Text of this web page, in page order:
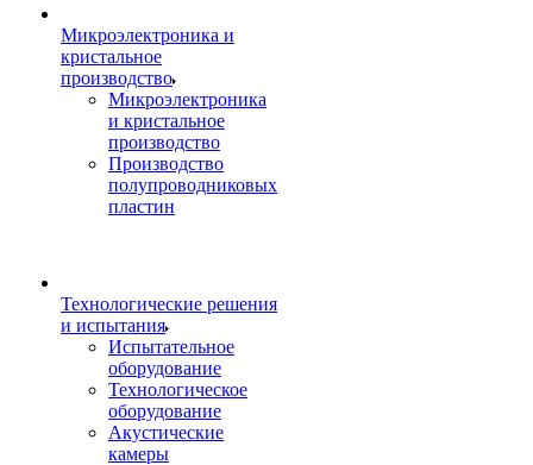
Микроэлектроника и
кристальное
производство
Микроэлектроника
и кристальное
производство
Производство
полупроводниковых
пластин
Технологические решения
и испытания
Испытательное
оборудование
Технологическое
оборудование
Акустические
камеры